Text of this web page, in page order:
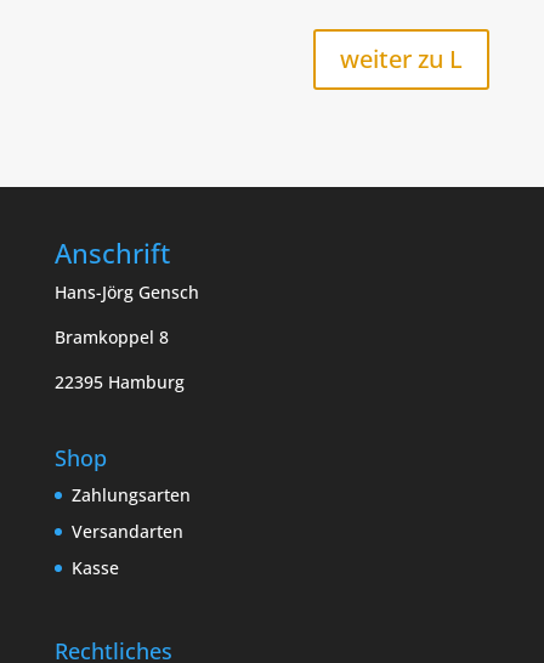
weiter zu L
Anschrift
Hans-Jörg Gensch
Bramkoppel 8
22395 Hamburg
Shop
Zahlungsarten
Versandarten
Kasse
Rechtliches